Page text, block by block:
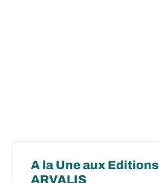
A la Une aux Editions
ARVALIS